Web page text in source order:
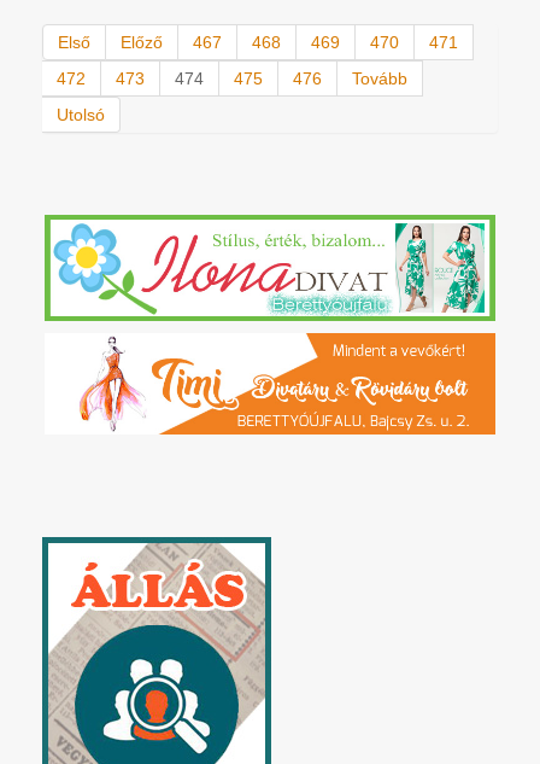
Első Előző 467 468 469 470
471
472
473 474 475 476
Tovább
Utolsó